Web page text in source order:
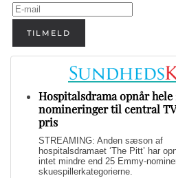
TILMELD
Hospitalsdrama opnår hele
nomineringer til central
pris
STREAMING: Anden sæson af
hospitalsdramaet ‘The Pitt’ har
intet mindre end 25 Emmy-
skuespillerkategorierne.